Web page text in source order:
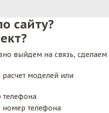
сайту?
выйдем на связь, сделаем
моделей или
номер телефона